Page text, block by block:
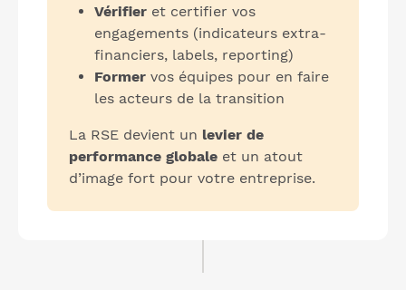
Vérifier et certifier vos
engagements (indicateurs extra-
financiers, labels, reporting)
Former vos équipes pour en faire
les acteurs de la transition
La RSE devient un levier de
performance globale et un atout
d’image fort pour votre entreprise.